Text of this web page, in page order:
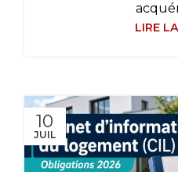
LIRE
10
JUIL